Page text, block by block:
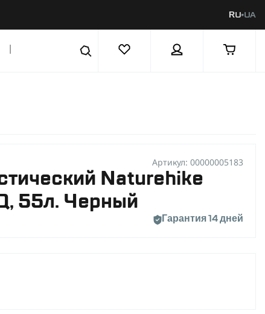
RU UA
Артикул: 00000005183
Naturehike
55л. Черный
Гарантия 14 дней